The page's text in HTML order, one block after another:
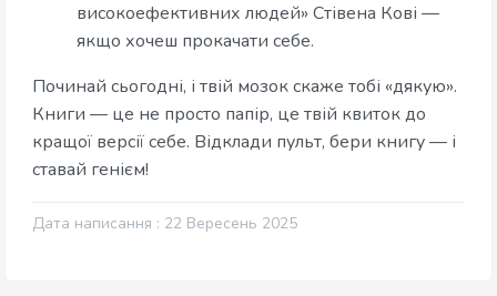
високоефективних людей» Стівена Кові —
якщо хочеш прокачати себе.
Починай сьогодні, і твій мозок скаже тобі «дякую».
Книги — це не просто папір, це твій квиток до
кращої версії себе. Відклади пульт, бери книгу — і
ставай генієм!
Дата написання : 22 Вересень 2025